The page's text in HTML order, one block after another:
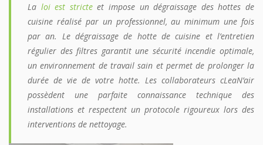
La loi est stricteet impose un dégraissage des hottes de
cuisine réalisé par un professionnel, au minimum une fois
par an. Le dégraissage de hotte de cuisine et l’entretien
régulier des filtres garantit une sécurité incendie optimale,
un environnement de travail sain et permet de prolonger la
durée de vie de votre hotte. Les collaborateurs cLeaN’air
possèdent une parfaite connaissance technique des
installations et respectent un protocole rigoureux lors des
interventions de nettoyage.